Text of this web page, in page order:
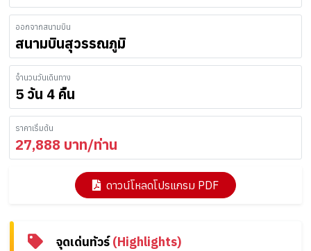
ออกจากสนามบิน
สนามบินสุวรรณภูมิ
จำนวนวันเดินทาง
5 วัน 4 คืน
ราคาเริ่มต้น
27,888 บาท/ท่าน
ดาวน์โหลดโปรแกรม PDF
จุดเด่นทัวร์(Highlights)